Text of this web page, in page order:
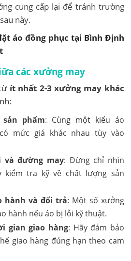
cung cấp lại để tránh trường
này.
áo đồng phục tại Bình Định
các xưởng may
ít nhất 2-3 xưởng may khác
phẩm: Cùng một kiểu áo
mức giá khác nhau tùy vào
và đường may: Đừng chỉ nhìn
kiểm tra kỹ về chất lượng sản
hành và đổi trả: Một số xưởng
hành nếu áo bị lỗi kỹ thuật.
gian giao hàng: Hãy đảm bảo
giao hàng đúng hạn theo cam